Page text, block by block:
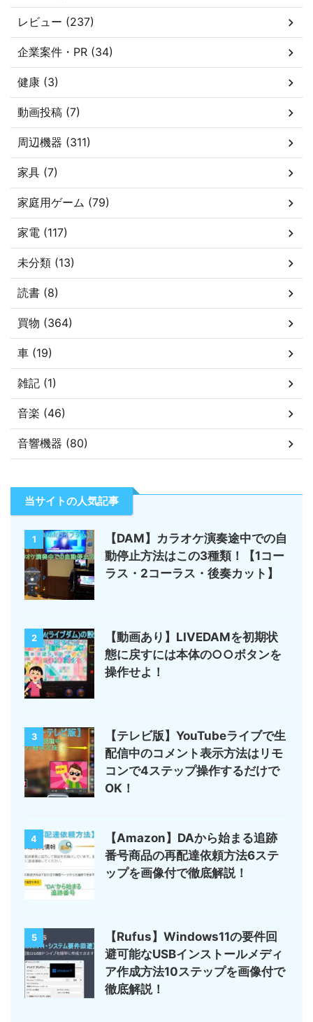
レビュー (237)
企業案件・PR (34)
健康 (3)
動画投稿 (7)
周辺機器 (311)
家具 (7)
家庭用ゲーム (79)
家電 (117)
未分類 (13)
読書 (8)
買物 (364)
車 (19)
雑記 (1)
音楽 (46)
音響機器 (80)
当サイトの人気記事
1
【DAM】カラオケ演奏途中での自
動停止方法はこの3種類！【1コー
ラス・2コーラス・後奏カット】
2
【動画あり】LIVEDAMを初期状
態に戻すには本体の○○ボタンを
操作せよ！
3
【テレビ版】YouTubeライブで生
配信中のコメント表示方法はリモ
コンで4ステップ操作するだけで
OK！
4
【Amazon】DAから始まる追跡
番号商品の再配達依頼方法6ステ
ップを画像付で徹底解説！
5
【Rufus】Windows11の要件回
避可能なUSBインストールメディ
ア作成方法10ステップを画像付で
徹底解説！